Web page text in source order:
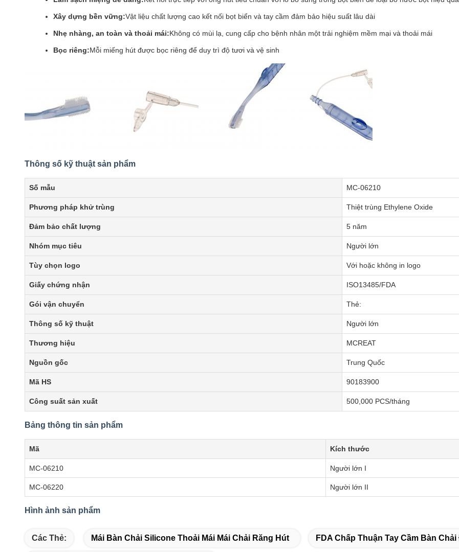
Xây dựng bền vững:Vật liệu chất lượng cao kết nối bọt biển và tay cầm đảm bảo hiệu suất lâu dài
Nhẹ nhàng, an toàn và thoải mái:Không có mùi lạ, cung cấp cho bệnh nhân một trải nghiệm mềm mại và thoải mái
Bọc riêng:Mỗi miếng hút được bọc riêng để duy trì độ tươi và vệ sinh
Thông số kỹ thuật sản phẩm
Số mẫu MC-06210
Phương pháp khử trùng Thiệt trùng Ethylene Oxide
Đảm bảo chất lượng 5 năm
Nhóm mục tiêu Người lớn
Tùy chọn logo Với hoặc không in logo
Giấy chứng nhận ISO13485/FDA
Gói vận chuyển Thẻ:
Thông số kỹ thuật Người lớn
Thương hiệu MCREAT
Nguồn gốc Trung Quốc
Mã HS 90183900
Công suất sản xuất 500,000 PCS/tháng
Bảng thông tin sản phẩm
Mã Kích thước
MC-06210 Người lớn I
MC-06220 Người lớn II
Hình ảnh sản phẩm